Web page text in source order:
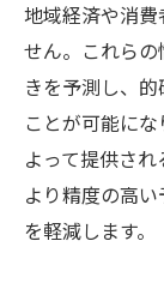
貴金
経済
地元産業
製造
産業
新規
地域経済や消
せん。これら
きを予測し、
ことが可能に
よって提供され
より精度の高
を軽減します。